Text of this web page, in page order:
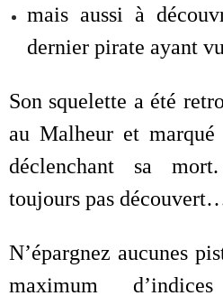
mais aussi à
dernier pirate ayant
Son squelette a été
au Malheur et marqué
déclenchant sa
toujours pas
N’épargnez aucunes
maximum